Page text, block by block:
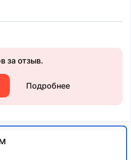
за отзыв.
Подробнее